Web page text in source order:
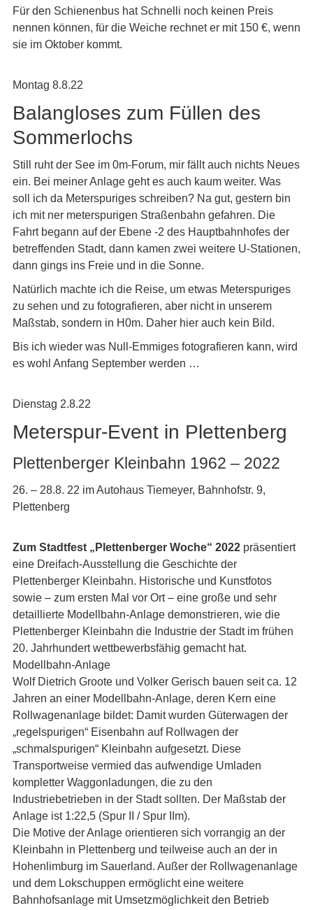
Für den Schienenbus hat Schnelli noch keinen Preis
nennen können, für die Weiche rechnet er mit 150 €, wenn
sie im Oktober kommt.
Montag 8.8.22
Balangloses zum Füllen des
Sommerlochs
Still ruht der See im 0m-Forum, mir fällt auch nichts Neues
ein. Bei meiner Anlage geht es auch kaum weiter. Was
soll ich da Meterspuriges schreiben? Na gut, gestern bin
ich mit ner meterspurigen Straßenbahn gefahren. Die
Fahrt begann auf der Ebene -2 des Hauptbahnhofes der
betreffenden Stadt, dann kamen zwei weitere U-Stationen,
dann gings ins Freie und in die Sonne.
Natürlich machte ich die Reise, um etwas Meterspuriges
zu sehen und zu fotografieren, aber nicht in unserem
Maßstab, sondern in H0m. Daher hier auch kein Bild.
Bis ich wieder was Null-Emmiges fotografieren kann, wird
es wohl Anfang September werden …
Dienstag 2.8.22
Meterspur-Event in Plettenberg
Plettenberger Kleinbahn 1962 – 2022
26. – 28.8. 22 im Autohaus Tiemeyer, Bahnhofstr. 9,
Plettenberg
Zum Stadtfest „Plettenberger Woche“ 2022präsentiert
eine Dreifach-Ausstellung die Geschichte der
Plettenberger Kleinbahn. Historische und Kunstfotos
sowie – zum ersten Mal vor Ort – eine große und sehr
detaillierte Modellbahn-Anlage demonstrieren, wie die
Plettenberger Kleinbahn die Industrie der Stadt im frühen
20. Jahrhundert wettbewerbsfähig gemacht hat.
Modellbahn-Anlage
Wolf Dietrich Groote und Volker Gerisch bauen seit ca. 12
Jahren an einer Modellbahn-Anlage, deren Kern eine
Rollwagenanlage bildet: Damit wurden Güterwagen der
„regelspurigen“ Eisenbahn auf Rollwagen der
„schmalspurigen“ Kleinbahn aufgesetzt. Diese
Transportweise vermied das aufwendige Umladen
kompletter Waggonladungen, die zu den
Industriebetrieben in der Stadt sollten. Der Maßstab der
Anlage ist 1:22,5 (Spur II / Spur IIm).
Die Motive der Anlage orientieren sich vorrangig an der
Kleinbahn in Plettenberg und teilweise auch an der in
Hohenlimburg im Sauerland. Außer der Rollwagenanlage
und dem Lokschuppen ermöglicht eine weitere
Bahnhofsanlage mit Umsetzmöglichkeit den Betrieb